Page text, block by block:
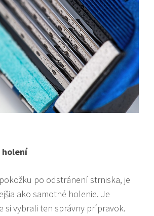
holení
po odstránení strniska, je
ako samotné holenie. Je
si vybrali ten správny prípravok.